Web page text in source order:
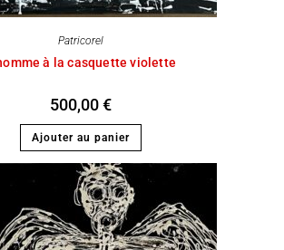
Patricorel
à la casquette violette
500,00€
Ajouter au panier